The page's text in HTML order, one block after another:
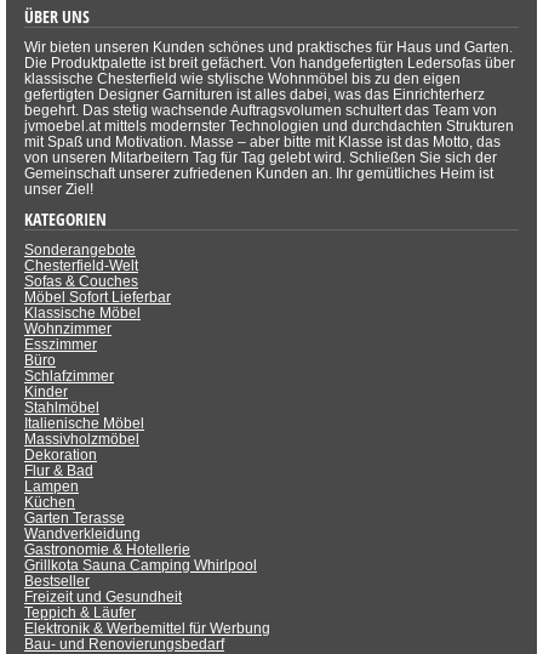
ÜBER UNS
Wir bieten unseren Kunden schönes und praktisches für Haus und Garten.
Die Produktpalette ist breit gefächert. Von handgefertigten Ledersofas über
klassische Chesterfield wie stylische Wohnmöbel bis zu den eigen
gefertigten Designer Garnituren ist alles dabei, was das Einrichterherz
begehrt. Das stetig wachsende Auftragsvolumen schultert das Team von
jvmoebel.at mittels modernster Technologien und durchdachten Strukturen
mit Spaß und Motivation. Masse – aber bitte mit Klasse ist das Motto, das
von unseren Mitarbeitern Tag für Tag gelebt wird. Schließen Sie sich der
Gemeinschaft unserer zufriedenen Kunden an. Ihr gemütliches Heim ist
unser Ziel!
KATEGORIEN
Sonderangebote
Chesterfield-Welt
Sofas & Couches
Möbel Sofort Lieferbar
Klassische Möbel
Wohnzimmer
Esszimmer
Büro
Schlafzimmer
Kinder
Stahlmöbel
Italienische Möbel
Massivholzmöbel
Dekoration
Flur & Bad
Lampen
Küchen
Garten Terasse
Wandverkleidung
Gastronomie & Hotellerie
Grillkota Sauna Camping Whirlpool
Bestseller
Freizeit und Gesundheit
Teppich & Läufer
Elektronik & Werbemittel für Werbung
Bau- und Renovierungsbedarf